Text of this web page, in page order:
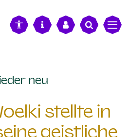
neu
stellte in
geistliche